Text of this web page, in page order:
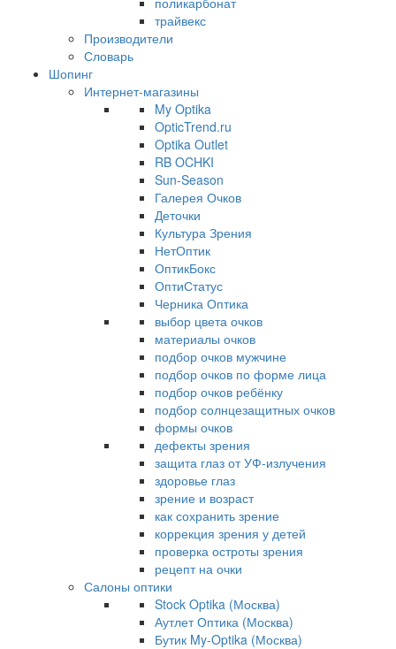
трайвекс
Производители
Словарь
Шопинг
Интернет-магазины
My Optika
OpticTrend.ru
Optika Outlet
RB OCHKI
Sun-Season
Галерея Очков
Деточки
Культура Зрения
НетОптик
ОптикБокс
ОптиСтатус
Черника Оптика
выбор цвета очков
материалы очков
подбор очков мужчине
подбор очков по форме лица
подбор очков ребёнку
подбор солнцезащитных очков
формы очков
дефекты зрения
защита глаз от УФ-излучения
здоровье глаз
зрение и возраст
как сохранить зрение
коррекция зрения у детей
проверка остроты зрения
рецепт на очки
Салоны оптики
Stock Optika (Москва)
Аутлет Оптика (Москва)
Бутик My-Optika (Москва)